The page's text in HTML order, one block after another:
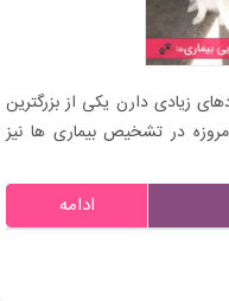
زیادی دارن یکی از بزرگترین
در تشخیص بیماری ها نیز
ادامه